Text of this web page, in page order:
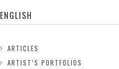
ENGLISH
ARTICLES
ARTIST’S PORTFOLIOS